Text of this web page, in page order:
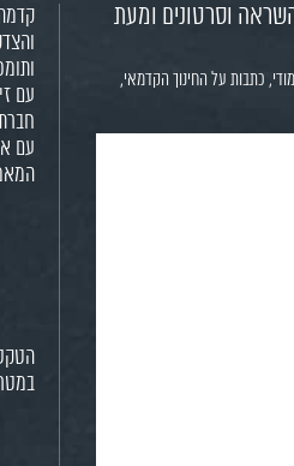
וסרטונים ומעת
כתבות על החינוך הקדמאי,
עם
עם